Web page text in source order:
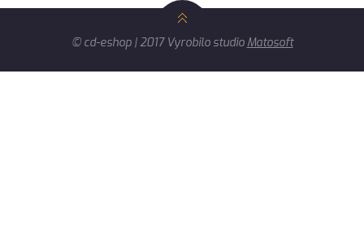
© cd-eshop | 2017 Vyrobilo studio Matosoft